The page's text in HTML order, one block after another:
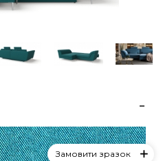
Замовити зразок